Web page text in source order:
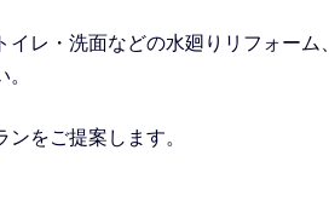
イレ・洗面などの水廻りリフォーム
をご提案します。